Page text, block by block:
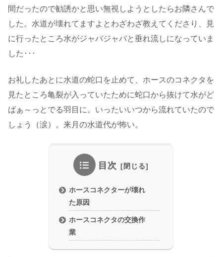
間だったので勧誘かと思い無視しようとしたらお隣さんで
した。水道が壊れてますよとわざわざ教えてくださり、見
に行ったところ水がジャバジャバと垂れ流しになっていま
した･･･
お礼したあとに水道の蛇口を止めて、ホースのコネクタを
見たところ亀裂が入っていたために蛇口から抜けて水がど
ばぁ～っとでる羽目に。いったいいつから流れていたので
しょう（涙）。来月の水道代が怖い。
目次
ホースコネクターが壊れ
た原因
ホースコネクタの交換作
業